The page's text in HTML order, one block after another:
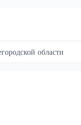
области